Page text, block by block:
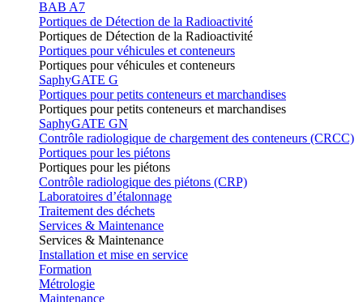
BAB A7
Portiques de Détection de la Radioactivité
Portiques de Détection de la Radioactivité
Portiques pour véhicules et conteneurs
Portiques pour véhicules et conteneurs
SaphyGATE G
Portiques pour petits conteneurs et marchandises
Portiques pour petits conteneurs et marchandises
SaphyGATE GN
Contrôle radiologique de chargement des conteneurs (CRCC)
Portiques pour les piétons
Portiques pour les piétons
Contrôle radiologique des piétons (CRP)
Laboratoires d’étalonnage
Traitement des déchets
Services & Maintenance
Services & Maintenance
Installation et mise en service
Formation
Métrologie
Maintenance